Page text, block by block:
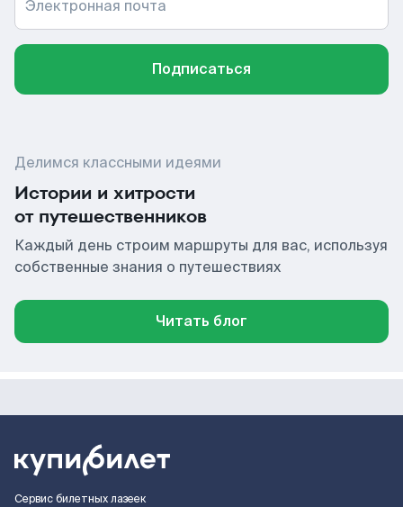
Электронная почта
Подписаться
Делимся классными идеями
Истории и хитрости
от путешественников
Каждый день строим маршруты для вас, используя
собственные знания о путешествиях
Читать блог
Сервис билетных лазеек